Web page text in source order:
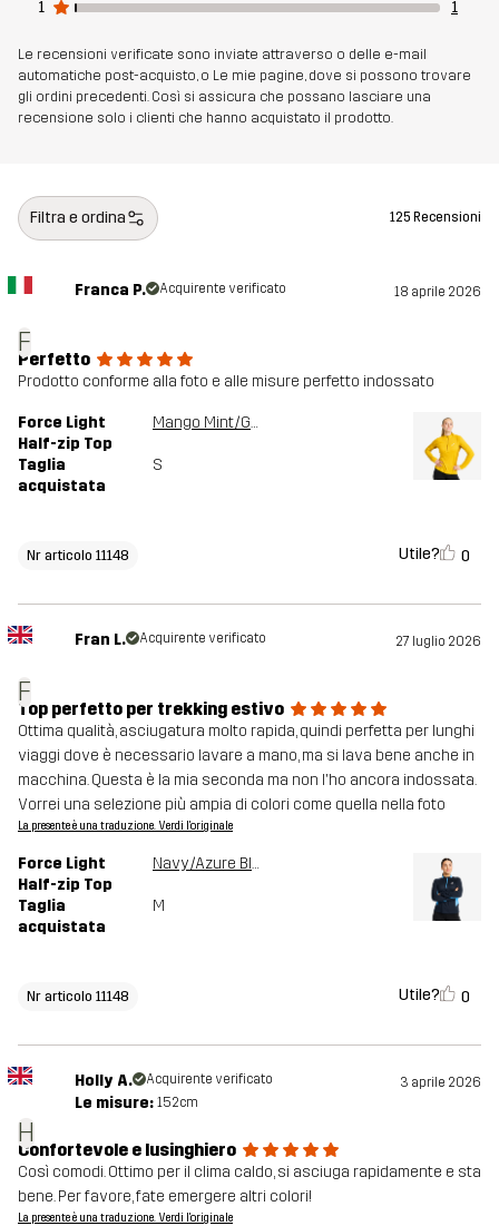
articolo
1 1
Le recensioni verificate sono inviate attraverso o delle e-mail
automatiche post-acquisto, o Le mie pagine, dove si possono trovare
gli ordini precedenti. Così si assicura che possano lasciare una
recensione solo i clienti che hanno acquistato il prodotto.
Filtra e ordina 125 Recensioni
F
Franca P. Acquirente verificato 18 aprile 2026
Perfetto
Prodotto conforme alla foto e alle misure perfetto indossato
Force Light
Half-zip Top
Mango Mint/Golden Palm
Taglia
acquistata
S
Nr articolo 11148 Utile? 0
F
Fran L. Acquirente verificato 27 luglio 2026
Top perfetto per trekking estivo
Ottima qualità, asciugatura molto rapida, quindi perfetta per lunghi
viaggi dove è necessario lavare a mano, ma si lava bene anche in
macchina. Questa è la mia seconda ma non l'ho ancora indossata.
Vorrei una selezione più ampia di colori come quella nella foto
La presente è una traduzione. Verdi l'originale
Force Light
Half-zip Top
Navy/Azure Blue
Taglia
acquistata
M
Nr articolo 11148 Utile? 0
H
Holly A. Acquirente verificato 3 aprile 2026
Le misure: 152cm
Confortevole e lusinghiero
Così comodi. Ottimo per il clima caldo, si asciuga rapidamente e sta
bene. Per favore, fate emergere altri colori!
La presente è una traduzione. Verdi l'originale